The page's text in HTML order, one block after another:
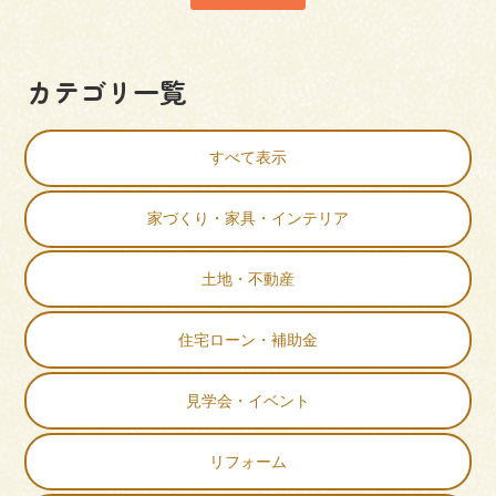
カテゴリ一覧
すべて表示
家づくり・家具・インテリア
土地・不動産
住宅ローン・補助金
見学会・イベント
リフォーム